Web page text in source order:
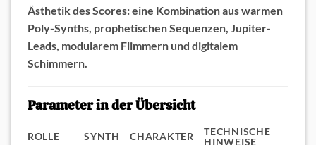
Ästhetik des Scores: eine Kombination aus warmen
Poly-Synths, prophetischen Sequenzen, Jupiter-
Leads, modularem Flimmern und digitalem
Schimmern.
Parameter in der Übersicht
ROLLE SYNTH CHARAKTER
TECHNISCHE
HINWEISE